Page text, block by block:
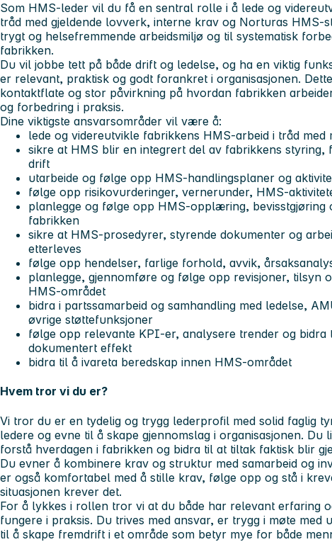
Som HMS-leder vil du få en sentral rolle i å lede og
tråd med gjeldende lovverk, interne krav og Norturas HMS-
trygt og helsefremmende arbeidsmiljø og til systematisk
fabrikken.
Du vil jobbe tett på både drift og ledelse, og ha en viktig
er relevant, praktisk og godt forankret i organisasjonen.
kontaktflate og stor påvirkning på hvordan fabrikken
og forbedring i praksis.
Dine viktigste ansvarsområder vil være å:
lede og videreutvikle fabrikkens HMS-arbeid i tråd
sikre at HMS blir en integrert del av fabrikkens styring,
drift
utarbeide og følge opp HMS-handlingsplaner og
følge opp risikovurderinger, vernerunder, HMS-
planlegge og følge opp HMS-opplæring,
fabrikken
sikre at HMS-prosedyrer, styrende dokumenter og
etterleves
følge opp hendelser, farlige forhold, avvik,
planlegge, gjennomføre og følge opp revisjoner, tilsyn
HMS-området
bidra i partssamarbeid og samhandling med ledelse,
øvrige støttefunksjoner
følge opp relevante KPI-er, analysere trender og bidra
dokumentert effekt
bidra til å ivareta beredskap innen HMS-området
Hvem tror vi du er?
Vi tror du er en tydelig og trygg lederprofil med solid faglig
ledere og evne til å skape gjennomslag i organisasjonen.
forstå hverdagen i fabrikken og bidra til at tiltak faktisk blir
Du evner å kombinere krav og struktur med samarbeid og
er også komfortabel med å stille krav, følge opp og stå i
situasjonen krever det.
For å lykkes i rollen tror vi at du både har relevant erfaring
fungere i praksis. Du trives med ansvar, er trygg i møte med
til å skape fremdrift i et område som betyr mye for både